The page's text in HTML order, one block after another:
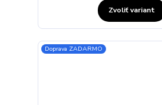
Zvoliť variant
Doprava ZADARMO